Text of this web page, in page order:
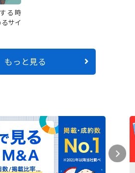
る時
サイ
もっと見る